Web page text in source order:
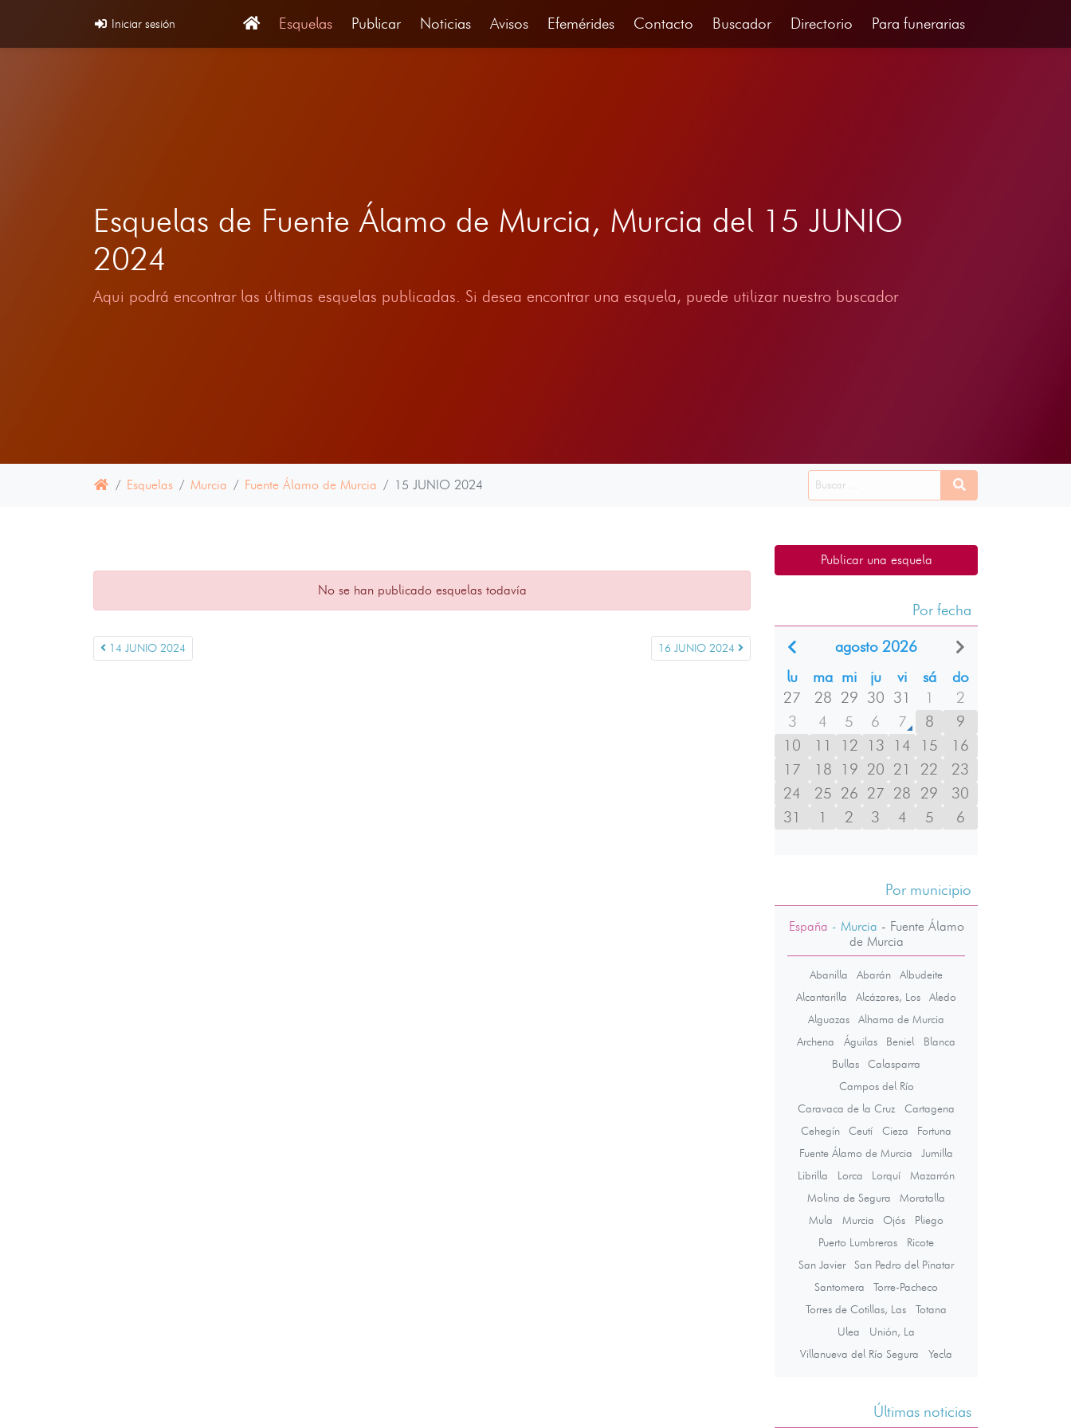
Iniciar sesión Esquelas Publicar Noticias Avisos Efemérides Contacto Buscador Directorio Para funerarias
Esquelas de Fuente Álamo de Murcia, Murcia del 15 JUNIO
2024
Aqui podrá encontrar las últimas esquelas publicadas. Si desea encontrar una esquela, puede utilizar nuestro buscador
Esquelas Murcia Fuente Álamo de Murcia 15 JUNIO 2024
No se han publicado esquelas todavía
14 JUNIO 2024 16 JUNIO 2024
Publicar una esquela
Por fecha
agosto 2026
lu
ma mi ju vi sá
do
27
28 29 30 31 1
2
3
4 5 6 7 8
9
10
11 12 13 14 15
16
17
18 19 20 21 22
23
24
25 26 27 28 29
30
31
1 2 3 4 5 6
Por municipio
España - Murcia - Fuente Álamo
de Murcia
Abanilla Abarán
Albudeite
Alcantarilla
Alcázares, Los
Aledo
Alguazas
Alhama de Murcia
Archena
Águilas Beniel
Blanca
Bullas
Calasparra
Campos del Río
Caravaca de la Cruz
Cartagena
Cehegín
Ceutí Cieza
Fortuna
Fuente Álamo de Murcia
Jumilla
Librilla
Lorca Lorquí
Mazarrón
Molina de Segura
Moratalla
Mula
Murcia Ojós
Pliego
Puerto Lumbreras
Ricote
San Javier
San Pedro del Pinatar
Santomera
Torre-Pacheco
Torres de Cotillas, Las
Totana
Ulea
Unión, La
Villanueva del Río Segura
Yecla
Últimas noticias